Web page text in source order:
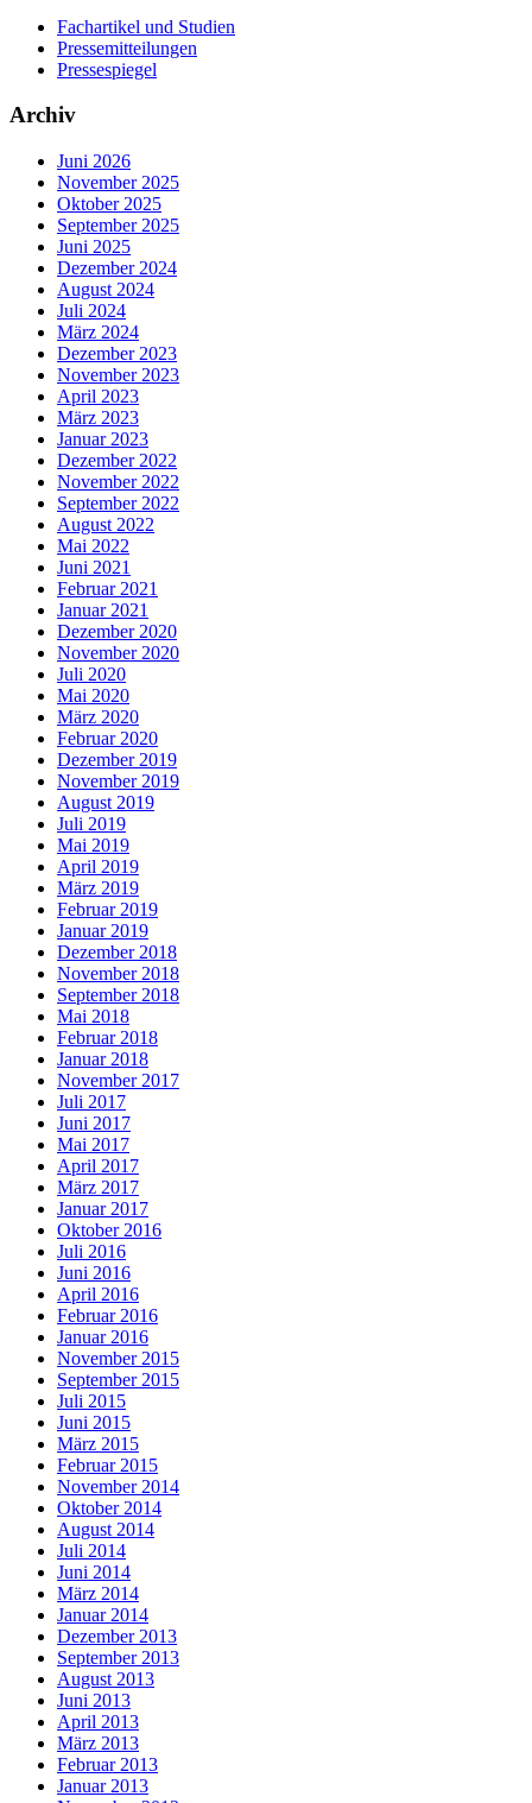
Fachartikel und Studien
Pressemitteilungen
Pressespiegel
Archiv
Juni 2026
November 2025
Oktober 2025
September 2025
Juni 2025
Dezember 2024
August 2024
Juli 2024
März 2024
Dezember 2023
November 2023
April 2023
März 2023
Januar 2023
Dezember 2022
November 2022
September 2022
August 2022
Mai 2022
Juni 2021
Februar 2021
Januar 2021
Dezember 2020
November 2020
Juli 2020
Mai 2020
März 2020
Februar 2020
Dezember 2019
November 2019
August 2019
Juli 2019
Mai 2019
April 2019
März 2019
Februar 2019
Januar 2019
Dezember 2018
November 2018
September 2018
Mai 2018
Februar 2018
Januar 2018
November 2017
Juli 2017
Juni 2017
Mai 2017
April 2017
März 2017
Januar 2017
Oktober 2016
Juli 2016
Juni 2016
April 2016
Februar 2016
Januar 2016
November 2015
September 2015
Juli 2015
Juni 2015
März 2015
Februar 2015
November 2014
Oktober 2014
August 2014
Juli 2014
Juni 2014
März 2014
Januar 2014
Dezember 2013
September 2013
August 2013
Juni 2013
April 2013
März 2013
Februar 2013
Januar 2013